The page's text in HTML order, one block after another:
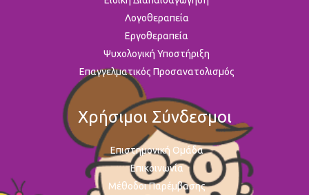
Λογοθεραπεία
Εργοθεραπεία
Ψυχολογική Υποστήριξη
Επαγγελματικός Προσανατολισμός
Χρήσιμοι Σύνδεσμοι
Επιστημονική Ομάδα
Επικοινωνία
Μέθοδοι Παρέμβασης